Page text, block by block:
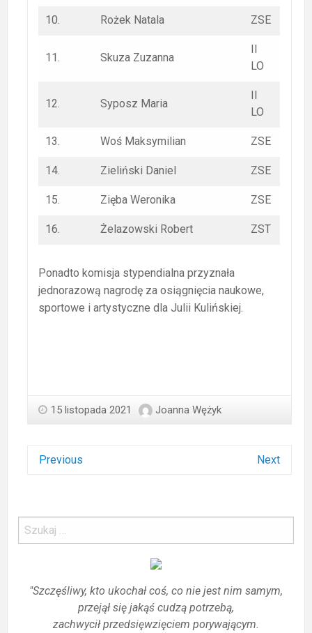
10. Rożek Natala ZSE
11. Skuza Zuzanna
II
LO
12. Syposz Maria
II
LO
13. Woś Maksymilian ZSE
14. Zieliński Daniel ZSE
15. Zięba Weronika ZSE
16. Żelazowski Robert ZST
Ponadto komisja stypendialna przyznała
jednorazową nagrodę za osiągnięcia naukowe,
sportowe i artystyczne dla Julii Kulińskiej.
15 listopada 2021 Joanna Wężyk
Previous Next
"Szczęśliwy, kto ukochał coś, co nie jest nim samym,
przejął się jakąś cudzą potrzebą,
zachwycił przedsięwzięciem porywającym.